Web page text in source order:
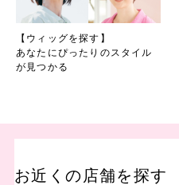
【ウィッグを探す】
あなたにぴったりのスタイル
が見つかる
お近くの店舗を探す